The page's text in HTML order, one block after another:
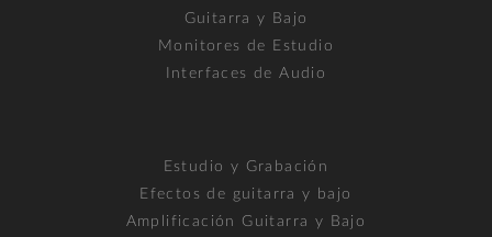
Guitarra y Bajo
Monitores de Estudio
Interfaces de Audio
Estudio y Grabación
Efectos de guitarra y bajo
Amplificación Guitarra y Bajo